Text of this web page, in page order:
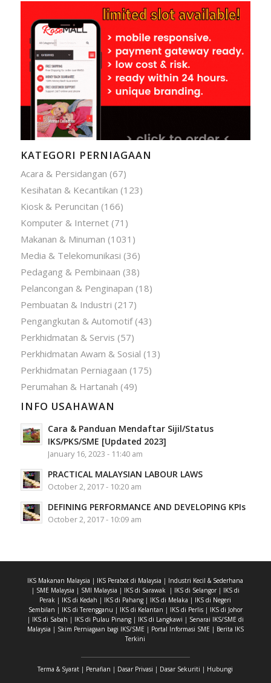
KATEGORI PERNIAGAAN
Acara & Persidangan (67)
Kesihatan & Kecantikan (123)
Kiosk & Peruncitan (166)
Komputer & Internet(71)
Makanan & Minuman (1031)
Media & Telekomunikasi (36)
Pedagang & Pembinaan (38)
Pelancongan & Penginapan (18)
Pembuatan & Industri (217)
Pengangkutan & Automotif(43)
Perkhidmatan & Servis (57)
Perkhidmatan Awam & Sosial (13)
Perkhidmatan Perniagaan (175)
Perumahan & Hartanah (49)
INFO USAHAWAN
Cara & Panduan Mendaftar Sijil/Status
IKS/PKS/SME [Updated 2023]
January 16, 2023 - 11:40 am
PRACTICAL MALAYSIAN LABOUR LAWS
October 2, 2017 - 10:20 am
DEFINING PERFORMANCE AND DEVELOPING KPIs
October 2, 2017 - 10:09 am
IKS Makanan Malaysia | IKS Perabot di Malaysia | Industri Kecil & Sederhana
| SME Malaysia | SMI Malaysia | IKS di Sarawak| IKS di Selangor| IKS di
Perak | IKS di Kedah | IKS di Pahang | IKS di Melaka | IKS di Negeri
Sembilan | IKS di Terengganu | IKS di Kelantan | IKS di Perlis| IKS di Johor
| IKS di Sabah | IKS di Pulau Pinang| IKS di Langkawi | Senarai IKS/SME di
Malaysia | Skim Perniagaan bagi IKS/SME | Portal Informasi SME | Berita IKS
Terkini
Terma & Syarat | Penafian | Dasar Privasi | Dasar Sekuriti | Hubungi